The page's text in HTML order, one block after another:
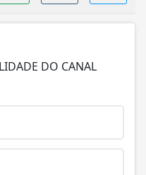
DO CANAL